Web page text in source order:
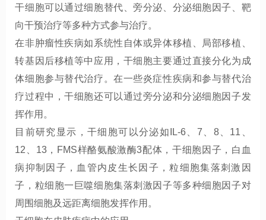
干细胞可以通过细胞替代、旁分泌、分泌细胞因子、靶
向干预治疗等多种方式参与治疗。
在非肿瘤性疾病如系统性自体或异体移植、局部移植、
转基因后移植等中应用，干细胞主要通过直接分化为成
体细胞参与替代治疗。在一些炎症性疾病和参与替代治
疗过程中，干细胞还可以通过旁分泌和分泌细胞因子发
挥作用。
目前研究显示，干细胞可以分泌如IL-6、7、8、11、
12、13，FMS样酪氨酸激酶3配体，干细胞因子，白血
病抑制因子，血管内皮生长因子，粒细胞集落刺激因
子，粒细胞一巨噬细胞集落刺激因子等多种细胞因子对
周围细胞及远距离细胞发挥作用。